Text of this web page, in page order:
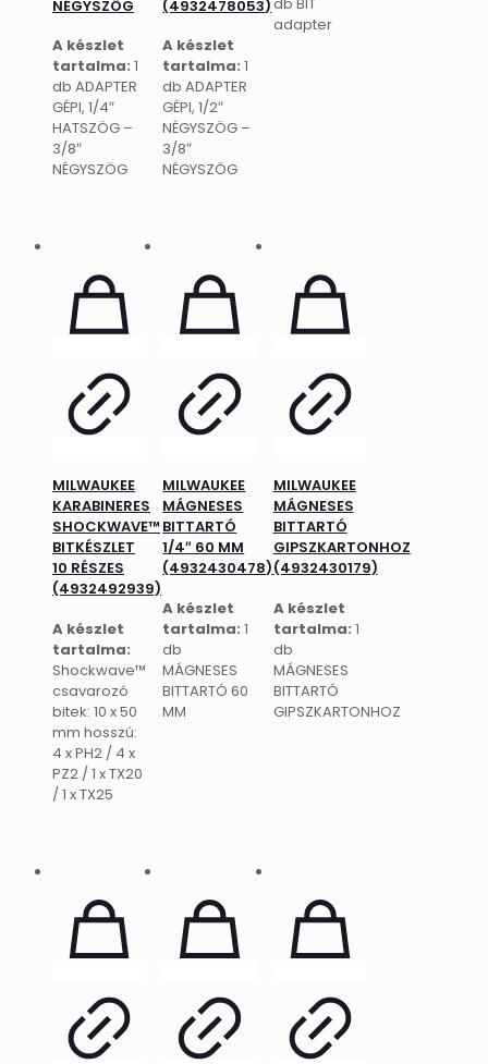
NÉGYSZÖG
A készlet
tartalma: 1
db ADAPTER
GÉPI, 1/4″
HATSZÖG –
3/8″
NÉGYSZÖG
(4932478053)
A készlet
tartalma: 1
db ADAPTER
GÉPI, 1/2″
NÉGYSZÖG –
3/8″
NÉGYSZÖG
db BIT
adapter
MILWAUKEE
KARABINERES
SHOCKWAVE™
BITKÉSZLET
10 RÉSZES
(4932492939)
A készlet
tartalma:
Shockwave™
csavarozó
bitek: 10 x 50
mm hosszú:
4 x PH2 / 4 x
PZ2 / 1 x TX20
/ 1 x TX25
MILWAUKEE
MÁGNESES
BITTARTÓ
1/4″ 60 MM
(4932430478)
A készlet
tartalma: 1
db
MÁGNESES
BITTARTÓ 60
MM
MILWAUKEE
MÁGNESES
BITTARTÓ
GIPSZKARTONHOZ
(4932430179)
A készlet
tartalma: 1
db
MÁGNESES
BITTARTÓ
GIPSZKARTONHOZ